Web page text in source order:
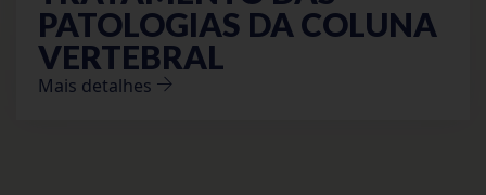
PATOLOGIAS DA COLUNA
VERTEBRAL
Mais detalhes